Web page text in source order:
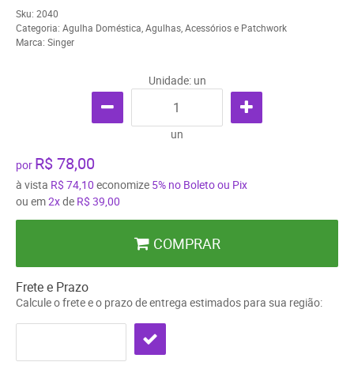
Sku: 2040
Categoria: Agulha Doméstica Agulhas Acessórios e Patchwork
Marca: Singer
Unidade: un
un
por R$ 78,00
à vista R$ 74,10 economize 5% no Boleto ou Pix
ou em2xde R$ 39,00
COMPRAR
Frete e Prazo
Calcule o frete e o prazo de entrega estimados para sua região: